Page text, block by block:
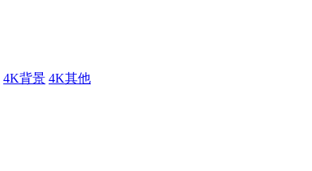
4K背景 4K其他